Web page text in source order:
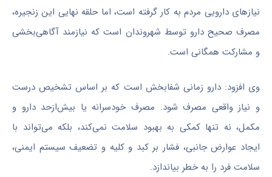
نیازهای دارویی مردم به کار گرفته است، اما حلقه نهایی این زنجیره،
مصرف صحیح دارو توسط شهروندان است که نیازمند آگاهی‌بخشی
و مشارکت همگانی است.
وی افزود: دارو زمانی شفابخش است که بر اساس تشخیص درست
و نیاز واقعی مصرف شود. مصرف خودسرانه یا بیش‌ازحد دارو و
مکمل، نه‌ تنها کمکی به بهبود سلامت نمی‌کند، بلکه می‌تواند با
ایجاد عوارض جانبی، فشار بر کبد و کلیه و تضعیف سیستم ایمنی،
سلامت فرد را به خطر بیاندازد.